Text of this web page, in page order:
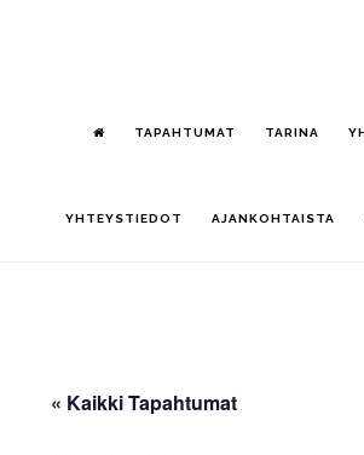
TAPAHTUMAT TARINA
YHTEYSTIEDOT AJANKOHTAISTA
« Kaikki Tapahtumat